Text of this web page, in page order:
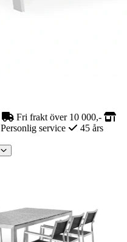
Fri frakt över 10 000,-
Personlig service
45 års